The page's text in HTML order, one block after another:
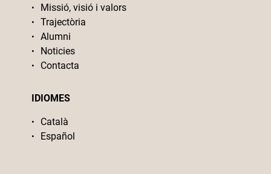
Missió, visió i valors
Trajectòria
Alumni
Noticies
Contacta
IDIOMES
Català
Español